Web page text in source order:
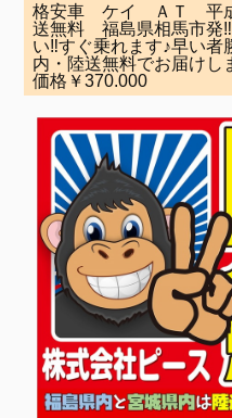
格安車 ケイ ＡＴ 平
送無料 福島県相馬市発
い‼すぐ乗れます♪早い者
内・陸送無料でお届けし
価格￥370.000